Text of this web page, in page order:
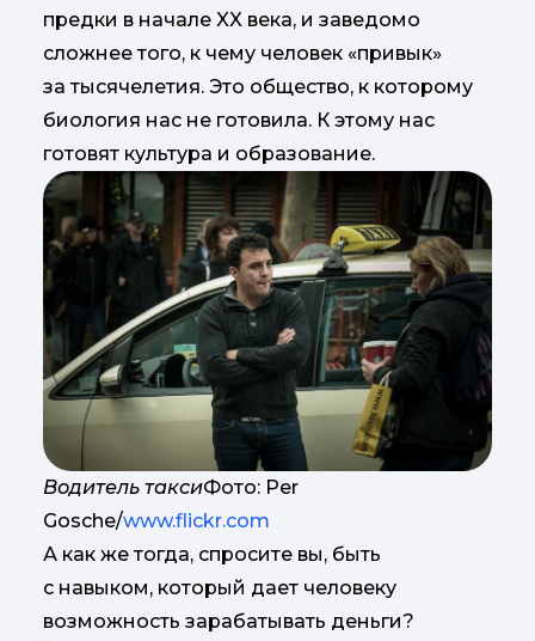
предки в начале XX века, и заведомо
сложнее того, к чему человек «привык»
за тысячелетия. Это общество, к которому
биология нас не готовила. К этому нас
готовят культура и образование.
Водитель таксиФото: Per
Gosche/www.flickr.com
А как же тогда, спросите вы, быть
с навыком, который дает человеку
возможность зарабатывать деньги?